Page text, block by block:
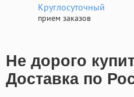
Круглосуточный
прием заказов
Не дорого
Доставка по